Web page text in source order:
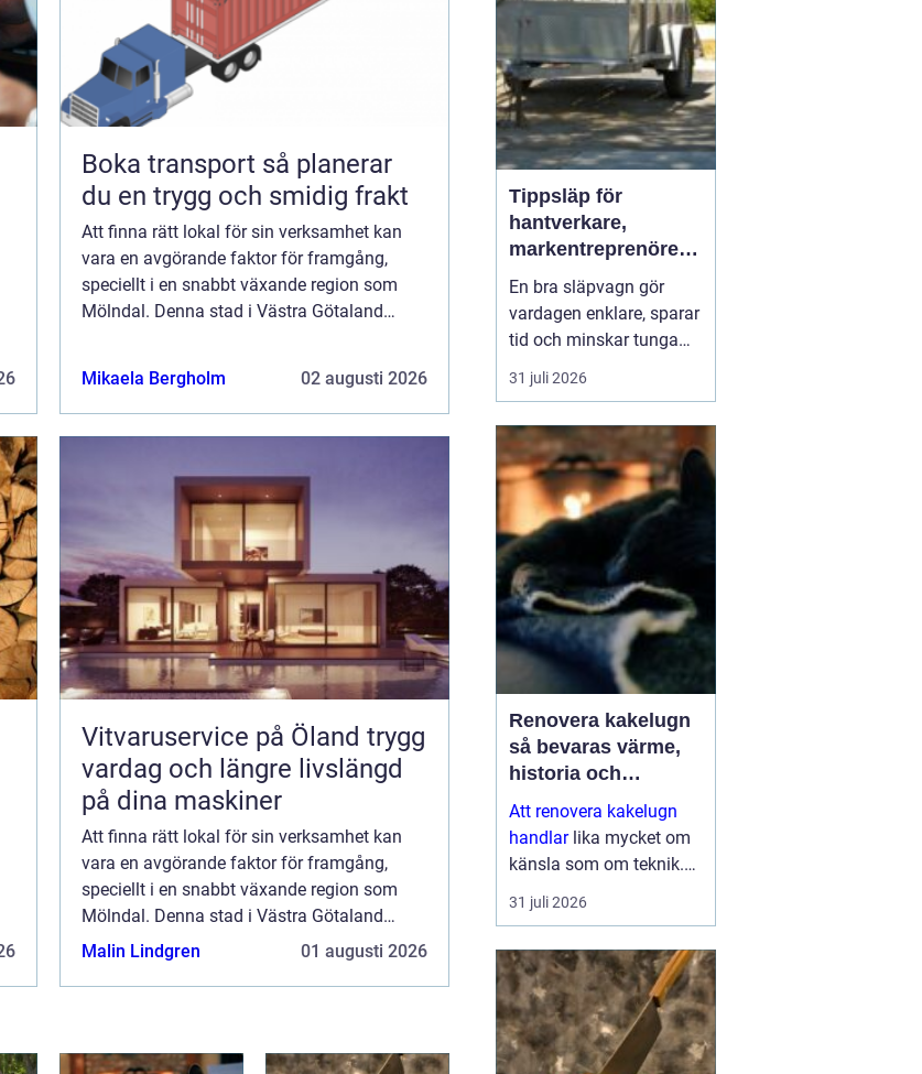
Boka transport så planerar
du en trygg och smidig frakt
Att finna rätt lokal för sin verksamhet kan
vara en avgörande faktor för framgång,
speciellt i en snabbt växande region som
Mölndal. Denna stad i Västra Götaland
Mikaela Bergholm
02 augusti 2026
Vitvaruservice på Öland trygg
vardag och längre livslängd
på dina maskiner
Att finna rätt lokal för sin verksamhet kan
vara en avgörande faktor för framgång,
speciellt i en snabbt växande region som
Mölndal. Denna stad i Västra Götaland
erbjuder en dynamisk miljö där b...
Malin Lindgren 01 augusti 2026
projekt snabbt bli en
källa ...
Tippsläp för
hantverkare,
markentreprenörer
och lantbruk en
praktisk guide
En bra släpvagn gör
vardagen enklare, sparar
tid och minskar tunga
lyft. När lasten är bulkig,
smutsig eller tung som
Tippsläp snabbten av
de mest värd...
31 juli 2026
Renovera kakelugn
så bevaras värme,
historia och
trygghet
Att renovera kakelugn
handlarlika mycket om
känsla som om teknik.
En kakelugn ger stilla
värme, dämpar ljud och
samlingspunkt i rummet.
Samtidigt är den ett
avancerat...
31 juli 2026